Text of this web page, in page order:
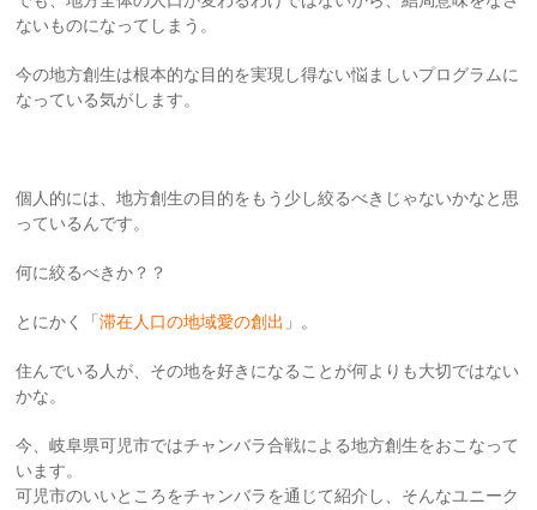
ないものになってしまう。
今の地方創生は根本的な目的を実現し得ない悩ましいプログラムに
なっている気がします。
個人的には、地方創生の目的をもう少し絞るべきじゃないかなと思
っているんです。
何に絞るべきか？？
とにかく「滞在人口の地域愛の創出 」。
住んでいる人が、その地を好きになることが何よりも大切ではない
かな。
今、岐阜県可児市ではチャンバラ合戦による地方創生をおこなって
います。
可児市のいいところをチャンバラを通じて紹介し、そんなユニーク